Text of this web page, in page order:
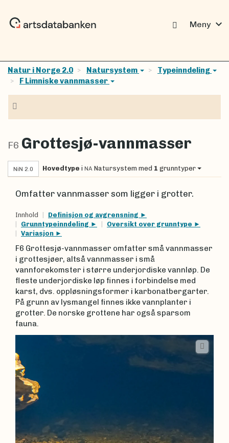
Meny expand_more
Natur i Norge 2.0 Natursystem
Typeinndeling
F Limniske vannmasser
F6 Grottesjø-vannmasser
NiN 2.0 Hovedtype i NA Natursystem med 1 grunntyper
Omfatter vannmasser som ligger i grotter.
Innhold
Definisjon og avgrensning
Grunntypeinndeling
Oversikt over grunntype
Variasjon
F6 Grottesjø-vannmasser omfatter små vannmasser
i grottesjøer, altså vannmasser i små
vannforekomster i større underjordiske vannløp. De
fleste underjordiske løp finnes i forbindelse med
karst, dvs. oppløsningsformer i karbonatbergarter.
På grunn av lysmangel finnes ikke vannplanter i
grotter. De norske grottene har også sparsom
fauna.